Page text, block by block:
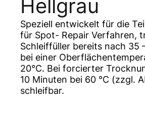
Hellgrau
Speziell entwickelt für die
für Spot- Repair Verfahren,
Schleiffüller bereits nach 35
bei einer
20°C. Bei forcierter
10 Minuten bei 60 °C (zzgl.
schleifbar.